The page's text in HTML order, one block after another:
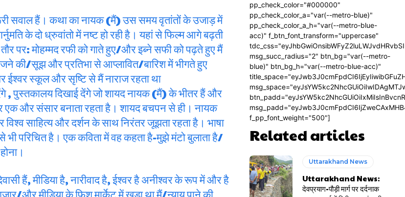
सवाल हैं। कथा का नायक (मैं) उस समय वृतांतों के उजाड़ में
के दो ध्रुवांतो में नष्ट हो रही है। यहां से फिल्म आगे बढ़ती
पर: मोहम्मद रफी को गाते हुए/और इब्ने सफी को पढ़ते हुए मैं
की/सूझ और प्रतिभा से आप्लावित/बारिश में भीगते हुए
ईश्वर स्कूल और सृष्टि से मैं नाराज रहता था
, पुस्तकालय दिखाई देंगे जो शायद नायक (मैं) के भीतर हैं और
एक और संसार बनाता रहता है। शायद बचपन से ही। नायक
साहित्य और दर्शन के साथ निरंतर जूझता रहता है। भाषा
परिचित है। एक कविता में वह कहता है-मुझे मंटो बुलाता है/
हैं, मीडिया है, नारीवाद है, ईश्वर है अनीश्वर के रूप में और है
और मीडिया के फिश मार्केट में खड़ा था मैं/न्याय पाने की
pp_check_color="#000000"
pp_check_color_a="var(--metro-blue)"
pp_check_color_a_h="var(--metro-blue-
acc)" f_btn_font_transform="uppercase"
msg_succ_radius="2" btn_bg="var(--metro-
blue)" btn_bg_h="var(--metro-blue-acc)"
f_pp_font_weight="500"]
Related articles
Uttarakhand News
Uttarakhand News:
देवप्रयाग-पौड़ी मार्ग पर दर्दनाक